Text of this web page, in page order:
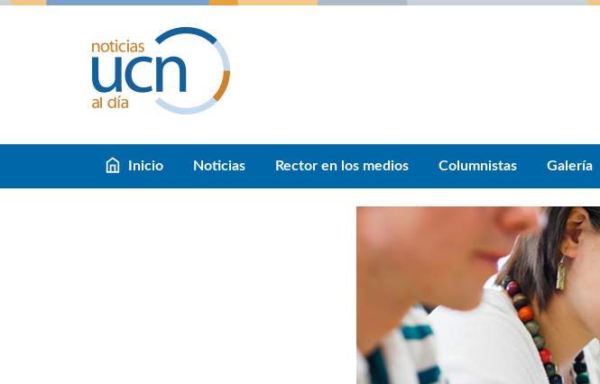
Inicio Noticias Rector en los medios Columnistas Galería